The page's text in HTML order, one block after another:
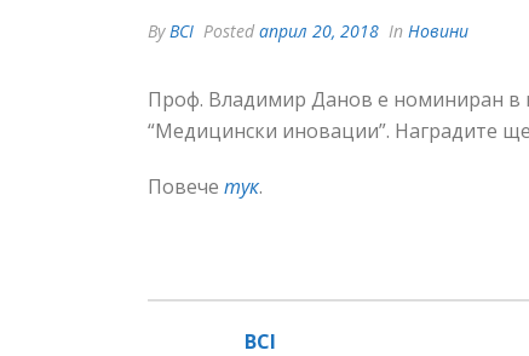
ByBCI Posted април 20, 2018 In Новини
Проф. Владимир Данов е номиниран в
“Медицински иновации”. Наградите
Повече тук.
BCI